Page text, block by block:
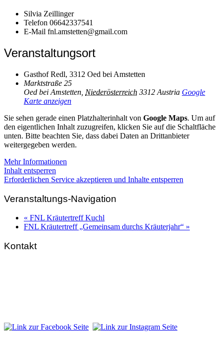
Silvia Zeillinger
Telefon 06642337541
E-Mail fnl.amstetten@gmail.com
Veranstaltungsort
Gasthof Redl, 3312 Oed bei Amstetten
Marktstraße 25
Oed bei Amstetten Niederösterreich 3312 Austria Google
Karte anzeigen
Sie sehen gerade einen Platzhalterinhalt von Google Maps. Um auf
den eigentlichen Inhalt zuzugreifen, klicken Sie auf die Schaltfläche
unten. Bitte beachten Sie, dass dabei Daten an Drittanbieter
weitergegeben werden.
Mehr Informationen
Inhalt entsperren
Erforderlichen Service akzeptieren und Inhalte entsperren
Veranstaltungs-Navigation
« FNL Kräutertreff Kuchl
FNL Kräutertreff „Gemeinsam durchs Kräuterjahr“ »
Kontakt